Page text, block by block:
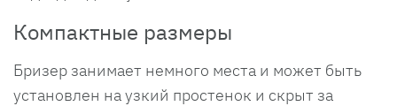
Компактные размеры
Бризер занимает немного места и может быть
установлен на узкий простенок и скрыт за